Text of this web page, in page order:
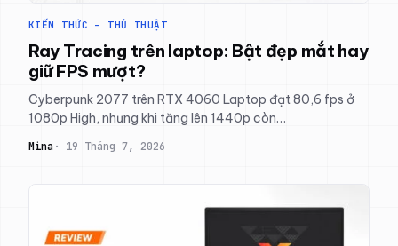
KIẾN THỨC – THỦ THUẬT
Ray Tracing trên laptop: Bật đẹp mắt hay
giữ FPS mượt?
Cyberpunk 2077 trên RTX 4060 Laptop đạt 80,6 fps ở
1080p High, nhưng khi tăng lên 1440p còn…
Mina 19 Tháng 7, 2026